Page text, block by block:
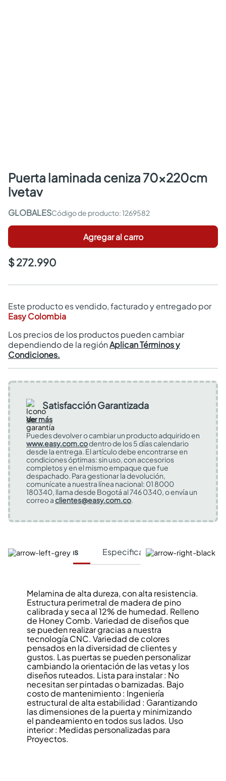
puerta laminada ceniza 70x220cm
lvetav
GLOBALES :1269582
Agregar al carro
$ 272.990
Este producto es vendido, facturado y entregado por
Easy Colombia
Los precios de los productos pueden cambiar
dependiendo de la regiónAplican Términos y
Condiciones.
Satisfacción Garantizada
Ver más
Puedes devolver o cambiar un producto adquirido en
www.easy.com.codentro de los 5 días calendario
desde la entrega. El artículo debe encontrarse en
condiciones óptimas: sin uso, con accesorios
completos y en el mismo empaque que fue
despachado. Para gestionar la devolución,
comunícate a nuestra línea nacional: 01 8000
180340, llama desde Bogotá al 746 0340, o envía un
correo aclientes@easy.com.co.
Características Especificaciones Técnicas
Melamina de alta dureza, con alta resistencia.
Estructura perimetral de madera de pino
calibrada y seca al 12% de humedad. Relleno
de Honey Comb. Variedad de diseños que
se pueden realizar gracias a nuestra
tecnología CNC. Variedad de colores
pensados en la diversidad de clientes y
gustos. Las puertas se pueden personalizar
cambiando la orientación de las vetas y los
diseños ruteados. Lista para instalar : No
necesitan ser pintadas o barnizadas. Bajo
costo de mantenimiento : Ingeniería
estructural de alta estabilidad : Garantizando
las dimensiones de la puerta y minimizando
el pandeamiento en todos sus lados. Uso
interior : Medidas personalizadas para
Proyectos.